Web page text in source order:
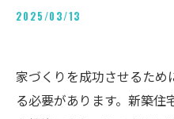
2025/03/13
家づくりを成功させるた
る必要があります。新築住